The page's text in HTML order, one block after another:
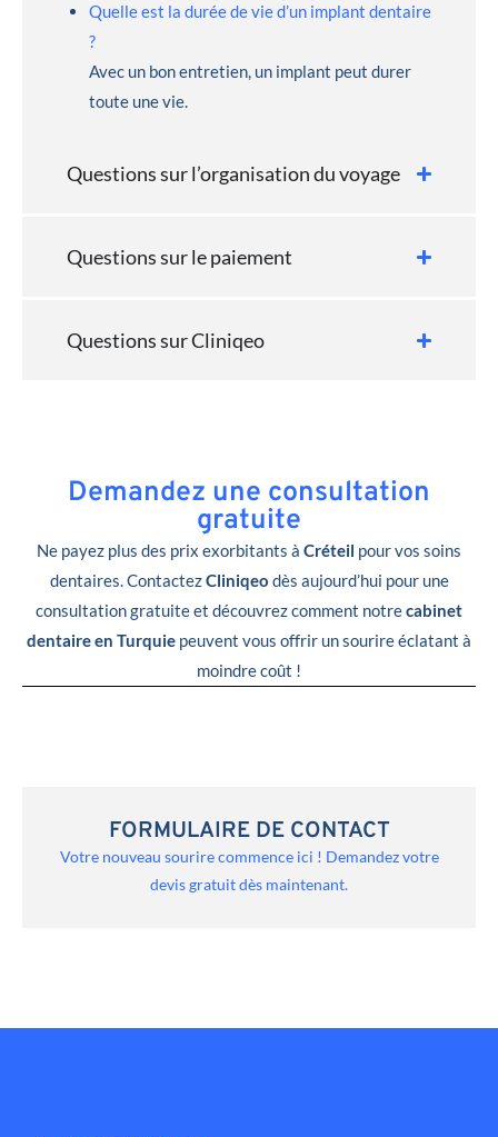
Quelle est la durée de vie d’un implant dentaire
?
Avec un bon entretien, un implant peut durer
toute une vie.
Questions sur l’organisation du voyage
Questions sur le paiement
Questions sur Cliniqeo
Demandez une consultation
gratuite
Ne payez plus des prix exorbitants à Créteil pour vos soins
dentaires. ContactezCliniqeo dès aujourd’hui pour une
consultation gratuite et découvrez comment notrecabinet
dentaire en Turquie peuvent vous offrir un sourire éclatant à
moindre coût !
FORMULAIRE DE CONTACT
Votre nouveau sourire commence ici ! Demandez votre
devis gratuit dès maintenant.